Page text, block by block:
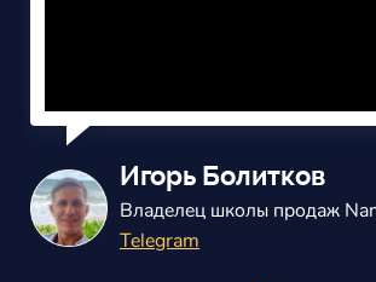
Александр Балаш
Владелец маркетингового
ВКонтакте